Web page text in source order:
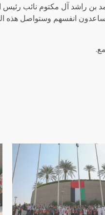
راشد آل مكتوم نائب رئيس
انفسهم وستواصل هذه